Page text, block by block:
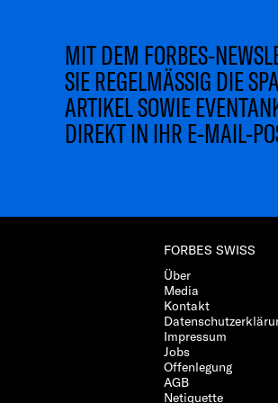
MIT DEM FORBES-
SIE REGELMÄSSIG DIE
ARTIKEL SOWIE
DIREKT IN IHR E-MAIL-
FORBES SWISS
Über
Media
Kontakt
Impressum
Jobs
Offenlegung
AGB
Netiquette